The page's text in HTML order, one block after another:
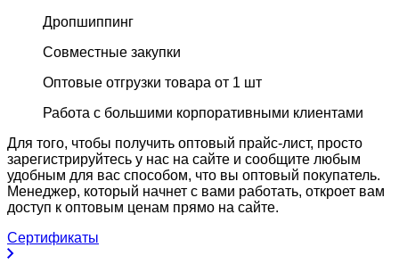
Дропшиппинг
Совместные закупки
Оптовые отгрузки товара от 1 шт
Работа с большими корпоративными клиентами
Для того, чтобы получить оптовый прайс-лист, просто
зарегистрируйтесь у нас на сайте и сообщите любым
удобным для вас способом, что вы оптовый покупатель.
Менеджер, который начнет с вами работать, откроет вам
доступ к оптовым ценам прямо на сайте.
Сертификаты